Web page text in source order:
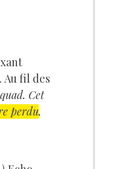
. Au fil des
Cet
perdu,